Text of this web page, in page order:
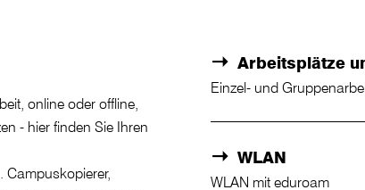
online oder offline,
- hier finden Sie Ihren
Campuskopierer,
Arbeitsplätze
Einzel- und
WLAN
WLAN mit eduroam